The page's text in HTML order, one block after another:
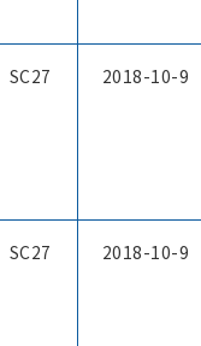
SC27 2018-10-9
SC27 2018-10-9